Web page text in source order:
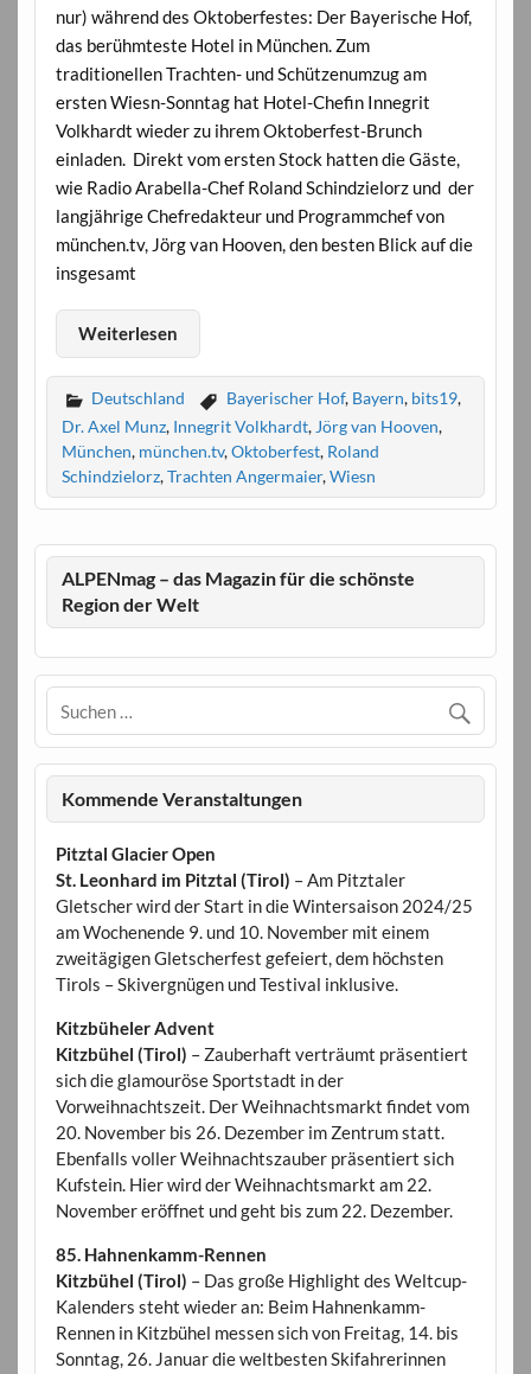
nur) während des Oktoberfestes: Der Bayerische Hof,
das berühmteste Hotel in München. Zum
traditionellen Trachten- und Schützenumzug am
ersten Wiesn-Sonntag hat Hotel-Chefin Innegrit
Volkhardt wieder zu ihrem Oktoberfest-Brunch
einladen. Direkt vom ersten Stock hatten die Gäste,
wie Radio Arabella-Chef Roland Schindzielorz und der
langjährige Chefredakteur und Programmchef von
münchen.tv, Jörg van Hooven, den besten Blick auf die
insgesamt
Weiterlesen
Deutschland Bayerischer Hof, Bayern, bits19,
Dr. Axel Munz, Innegrit Volkhardt, Jörg van Hooven,
München, münchen.tv,Oktoberfest, Roland
Schindzielorz,Trachten Angermaier,Wiesn
ALPENmag – das Magazin für die schönste
Region der Welt
Kommende Veranstaltungen
Pitztal Glacier Open
St. Leonhard im Pitztal (Tirol) – Am Pitztaler
Gletscher wird der Start in die Wintersaison 2024/25
am Wochenende 9. und 10. November mit einem
zweitägigen Gletscherfest gefeiert, dem höchsten
Tirols – Skivergnügen und Testival inklusive.
Kitzbüheler Advent
Kitzbühel (Tirol) – Zauberhaft verträumt präsentiert
sich die glamouröse Sportstadt in der
Vorweihnachtszeit. Der Weihnachtsmarkt findet vom
20. November bis 26. Dezember im Zentrum statt.
Ebenfalls voller Weihnachtszauber präsentiert sich
Kufstein. Hier wird der Weihnachtsmarkt am 22.
November eröffnet und geht bis zum 22. Dezember.
85. Hahnenkamm-Rennen
Kitzbühel (Tirol) – Das große Highlight des Weltcup-
Kalenders steht wieder an: Beim Hahnenkamm-
Rennen in Kitzbühel messen sich von Freitag, 14. bis
Sonntag, 26. Januar die weltbesten Skifahrerinnen